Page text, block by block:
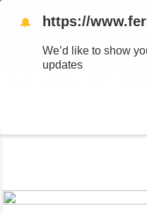
🔔 https://
We’d like to show
updates